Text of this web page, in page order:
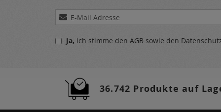
Melden
Sie
für Ja, ich stimme den AGB sowie den
36.742 Produkte auf